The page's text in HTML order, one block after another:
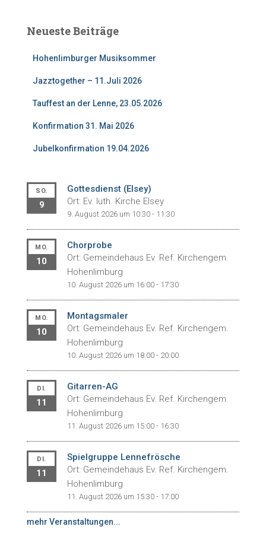
n
Neueste Beiträge
Hohenlimburger Musiksommer
Jazztogether – 11.Juli 2026
Tauffest an der Lenne, 23.05.2026
Konfirmation 31. Mai 2026
Jubelkonfirmation 19.04.2026
SO.
9
Gottesdienst (Elsey)
Ort: Ev. luth. Kirche Elsey
9. August 2026 um 10:30 - 11:30
MO.
10
Chorprobe
Ort: Gemeindehaus Ev. Ref. Kirchengem.
Hohenlimburg
10. August 2026 um 16:00 - 17:30
MO.
10
Montagsmaler
Ort: Gemeindehaus Ev. Ref. Kirchengem.
Hohenlimburg
10. August 2026 um 18:00 - 20:00
DI.
11
Gitarren-AG
Ort: Gemeindehaus Ev. Ref. Kirchengem.
Hohenlimburg
11. August 2026 um 15:00 - 16:30
DI.
11
Spielgruppe Lennefrösche
Ort: Gemeindehaus Ev. Ref. Kirchengem.
Hohenlimburg
11. August 2026 um 15:30 - 17:00
mehr Veranstaltungen...